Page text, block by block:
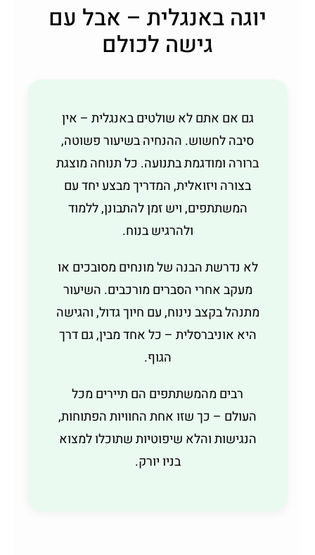
יוגה באנגלית – אבל עם
גישה לכולם
גם אם אתם לא שולטים באנגלית – אין
סיבה לחשוש. ההנחיה בשיעור פשוטה,
ברורה ומודגמת בתנועה. כל תנוחה מוצגת
בצורה ויזואלית, המדריך מבצע יחד עם
המשתתפים, ויש זמן להתבונן, ללמוד
ולהרגיש בנוח.
לא נדרשת הבנה של מונחים מסובכים או
מעקב אחרי הסברים מורכבים. השיעור
מתנהל בקצב נינוח, עם חיוך גדול, והגישה
היא אוניברסלית – כל אחד מבין, גם דרך
הגוף.
רבים מהמשתתפים הם תיירים מכל
העולם – כך שזו אחת החוויות הפתוחות,
הנגישות והלא שיפוטיות שתוכלו למצוא
בניו יורק.